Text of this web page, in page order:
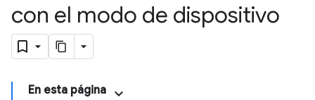
con el modo de dispositivo
En esta página